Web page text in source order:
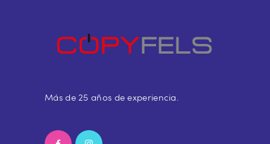
Más de 25 años de experiencia.